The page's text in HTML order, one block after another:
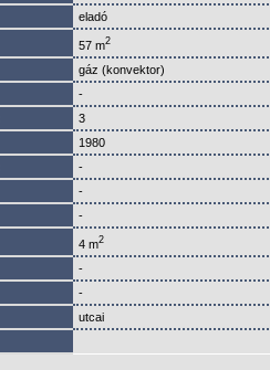
eladó
57 m2
gáz (konvektor)
-
3
1980
-
-
-
4 m2
-
-
utcai